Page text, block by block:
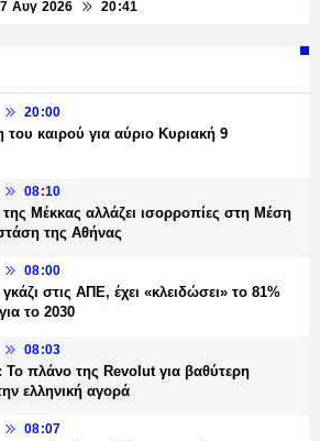
Αυγ 2026 20:41
20:00
καιρού για αύριο Κυριακή 9
08:10
Μέκκας αλλάζει ισορροπίες στη Μέση
της Αθήνας
08:00
στις ΑΠΕ, έχει «κλειδώσει» το 81%
το 2030
08:03
πλάνο της Revolut για βαθύτερη
ελληνική αγορά
08:07